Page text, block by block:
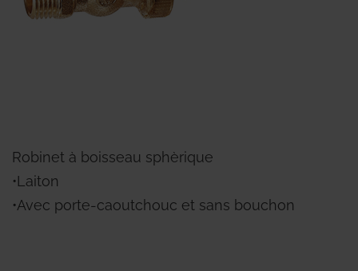
Robinet à boisseau sphèrique
•Laiton
•Avec porte-caoutchouc et sans bouchon